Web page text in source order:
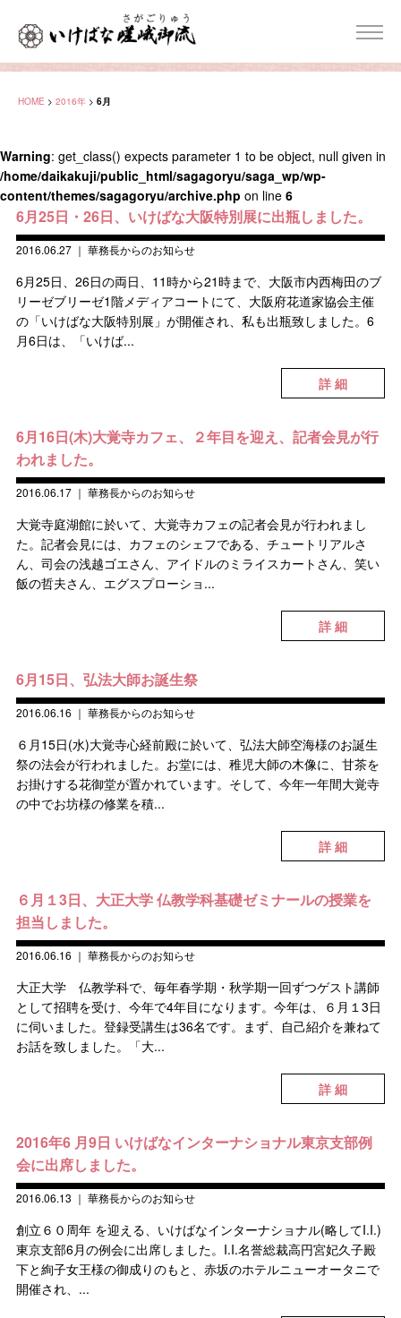
HOME > 2016年 > 6月
Warning: get_class() expects parameter 1 to be object, null given in
/home/daikakuji/public_html/sagagoryu/saga_wp/wp-
content/themes/sagagoryu/archive.php on line 6
6月25日・26日、いけばな大阪特別展に出瓶しました。
2016.06.27｜ 華務長からのお知らせ
6月25日、26日の両日、11時から21時まで、大阪市内西梅田のブ
リーゼブリーゼ1階メディアコートにて、大阪府花道家協会主催
の「いけばな大阪特別展」が開催され、私も出瓶致しました。6
月6日は、「いけば...
詳 細
6月16日(木)大覚寺カフェ、２年目を迎え、記者会見が行
われました。
2016.06.17｜ 華務長からのお知らせ
大覚寺庭湖館に於いて、大覚寺カフェの記者会見が行われまし
た。記者会見には、カフェのシェフである、チュートリアルさ
ん、司会の浅越ゴエさん、アイドルのミライスカートさん、笑い
飯の哲夫さん、エグスプローショ...
詳 細
6月15日、弘法大師お誕生祭
2016.06.16 ｜ 華務長からのお知らせ
６月15日(水)大覚寺心経前殿に於いて、弘法大師空海様のお誕生
祭の法会が行われました。お堂には、稚児大師の木像に、甘茶を
お掛けする花御堂が置かれています。そして、今年一年間大覚寺
の中でお坊様の修業を積...
詳 細
６月１3日、大正大学 仏教学科基礎ゼミナールの授業を
担当しました。
2016.06.16 ｜ 華務長からのお知らせ
大正大学 仏教学科で、毎年春学期・秋学期一回ずつゲスト講師
として招聘を受け、今年で4年目になります。今年は、６月１3日
に伺いました。登録受講生は36名です。まず、自己紹介を兼ねて
お話を致しました。「大...
詳 細
2016年6 月9日 いけばなインターナショナル東京支部例
会に出席しました。
2016.06.13 ｜ 華務長からのお知らせ
創立６０周年 を迎える、いけばなインターナショナル(略してI.I.)
東京支部6月の例会に出席しました。I.I.名誉総裁高円宮妃久子殿
下と絢子女王様の御成りのもと、赤坂のホテルニューオータニで
開催され、...